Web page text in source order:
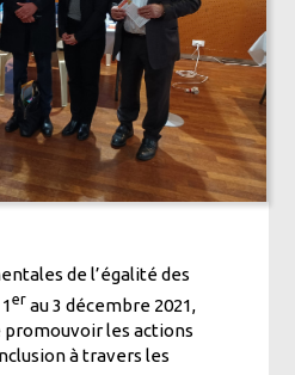
de l’égalité des
er au 3 décembre 2021,
les actions
à travers les